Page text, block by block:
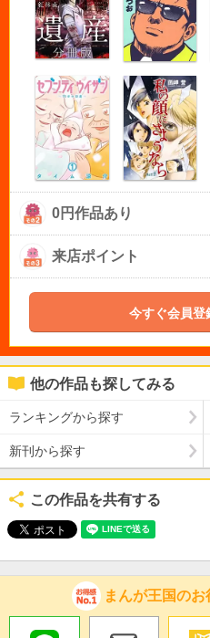
0円作品あり
来店ポイント
今すぐ会員登
他の作品も探してみる
ランキングから探す
新刊から探す
この作品を共有する
まんが王国の